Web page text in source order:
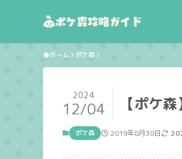
ホーム ポケ森
【ポケ
2024
12/04
ポケ森 2019年8月30日